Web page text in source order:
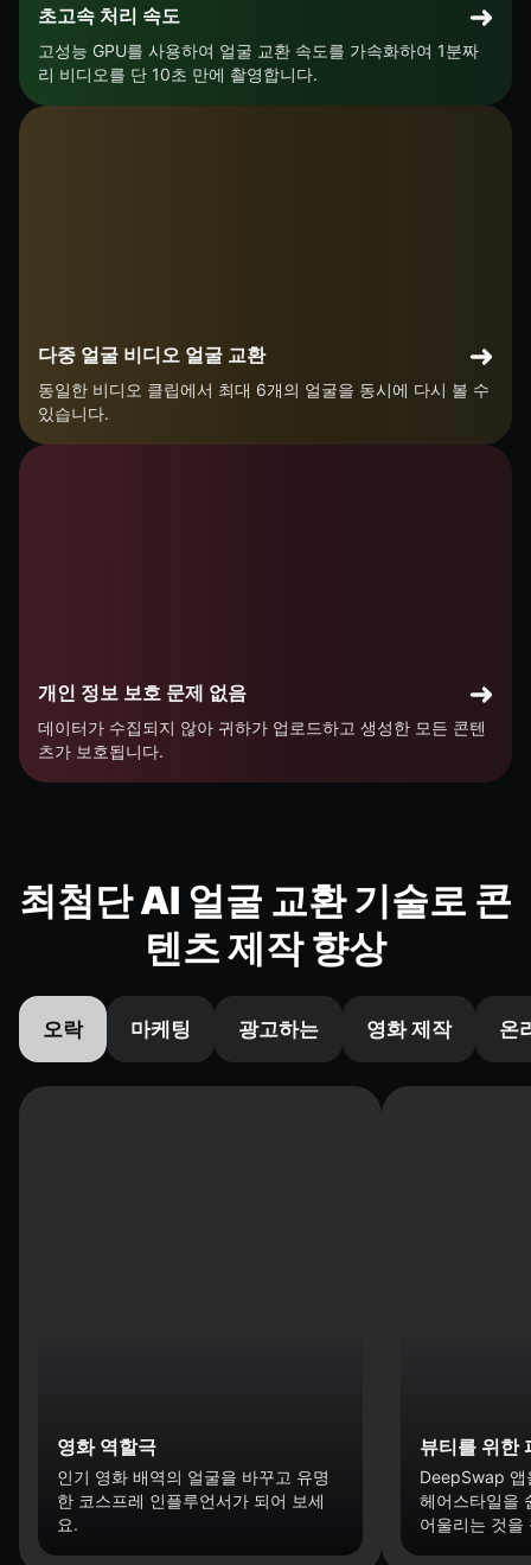
초고속 처리 속도
고성능 GPU를 사용하여 얼굴 교환 속도를 가속화하여 1분짜
리 비디오를 단 10초 만에 촬영합니다.
다중 얼굴 비디오 얼굴 교환
동일한 비디오 클립에서 최대 6개의 얼굴을 동시에 다시 볼 수
있습니다.
개인 정보 보호 문제 없음
데이터가 수집되지 않아 귀하가 업로드하고 생성한 모든 콘텐
츠가 보호됩니다.
최첨단 AI 얼굴 교환 기술로 콘
텐츠 제작 향상
오락 마케팅 광고하는 영화 제작 온
영화 역할극
인기 영화 배역의 얼굴을 바꾸고 유명
한 코스프레 인플루언서가 되어 보세
요.
뷰티를 위한
DeepSwap 앱
헤어스타일을
어울리는 것을